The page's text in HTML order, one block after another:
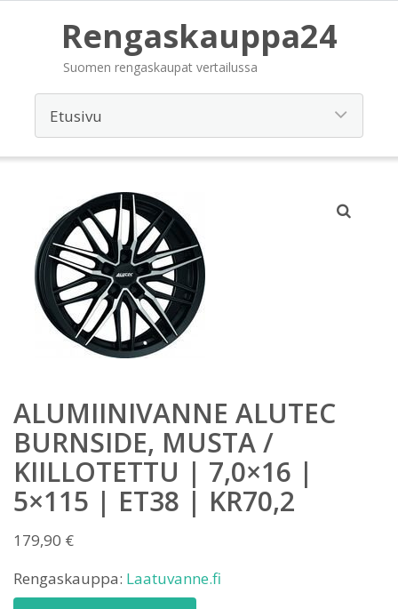
Rengaskauppa24
Suomen rengaskaupat vertailussa
ALUMIINIVANNE ALUTEC
BURNSIDE, MUSTA /
KIILLOTETTU | 7,0×16 |
5×115 | ET38 | KR70,2
179,90 €
Rengaskauppa: Laatuvanne.fi